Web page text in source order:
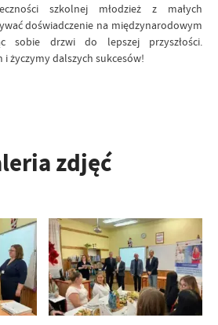
szkolnej młodzież z małych
doświadczenie na międzynarodowym
sobie drzwi do lepszej przyszłości.
życzymy dalszych sukcesów!
zdjęć